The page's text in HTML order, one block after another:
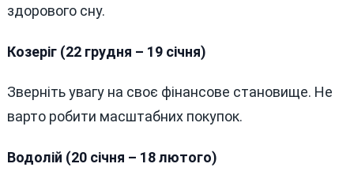
здорового сну.
Козеріг (22 грудня – 19 січня)
Зверніть увагу на своє фінансове становище. Не
варто робити масштабних покупок.
Водолій (20 січня – 18 лютого)